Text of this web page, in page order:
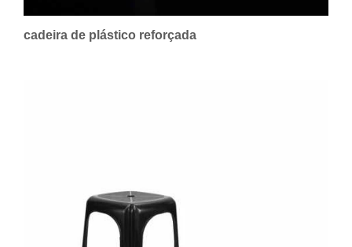
cadeira de plástico reforçada